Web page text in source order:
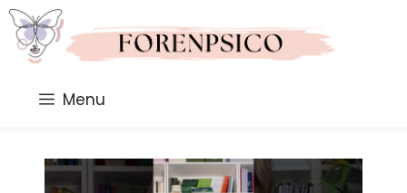
Saltar
al
contenido
Menu